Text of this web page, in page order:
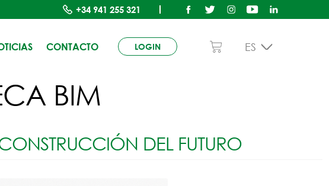
+34 941 255 321
CONTACTO LOGIN ES
BIM
DEL FUTURO